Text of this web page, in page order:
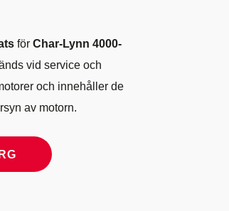
för Char-Lynn 4000-
vid service och
och innehåller de
av motorn.